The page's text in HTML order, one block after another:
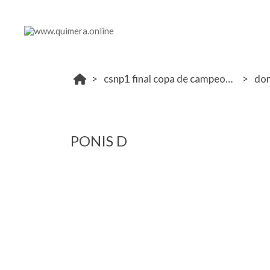
csnp1 final copa de campeones la moraleja 14- 15 octubre
PONIS D